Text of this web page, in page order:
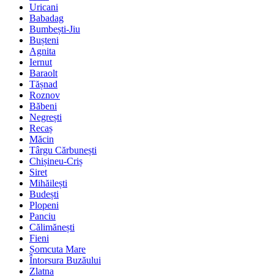
Uricani
Babadag
Bumbești-Jiu
Bușteni
Agnita
Iernut
Baraolt
Tășnad
Roznov
Băbeni
Negrești
Recaș
Măcin
Târgu Cărbunești
Chișineu-Criș
Siret
Mihăilești
Budești
Plopeni
Panciu
Călimănești
Fieni
Șomcuta Mare
Întorsura Buzăului
Zlatna